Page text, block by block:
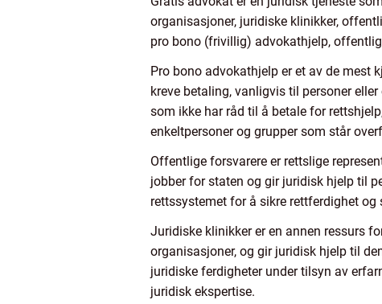
organisasjoner, juridiske klinikker,
pro bono (frivillig) advokathjelp,
Pro bono advokathjelp er et av de mest
kreve betaling, vanligvis til personer
som ikke har råd til å betale for
enkeltpersoner og grupper som står
Offentlige forsvarere er rettslige
jobber for staten og gir juridisk hjelp til
rettssystemet for å sikre rettferdighet
Juridiske klinikker er en annen ressurs
organisasjoner, og gir juridisk hjelp til
juridiske ferdigheter under tilsyn av
juridisk ekspertise.